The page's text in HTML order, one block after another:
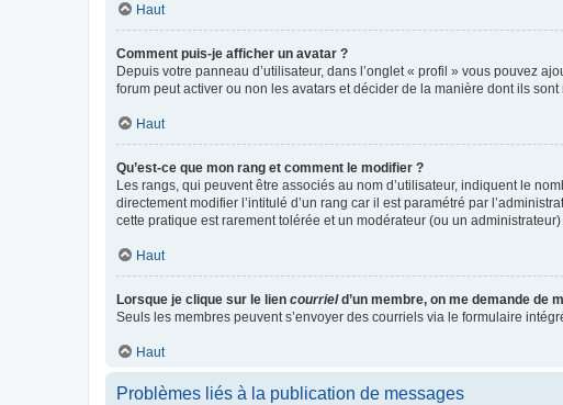
Haut
Comment puis-je afficher un avatar ?
Depuis votre panneau d’utilisateur, dans l’onglet « profil » vous pouvez
forum peut activer ou non les avatars et décider de la manière dont ils
Haut
Qu’est-ce que mon rang et comment le modifier ?
Les rangs, qui peuvent être associés au nom d’utilisateur, indiquent le
directement modifier l’intitulé d’un rang car il est paramétré par
cette pratique est rarement tolérée et un modérateur (ou un
Haut
Lorsque je clique sur le lien courrield’un membre, on me demande de
Seuls les membres peuvent s’envoyer des courriels via le formulaire
Haut
Problèmes liés à la publication de messages